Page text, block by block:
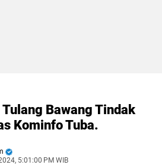
Tulang Bawang Tindak
Kominfo Tuba.
5:01:00 PM WIB